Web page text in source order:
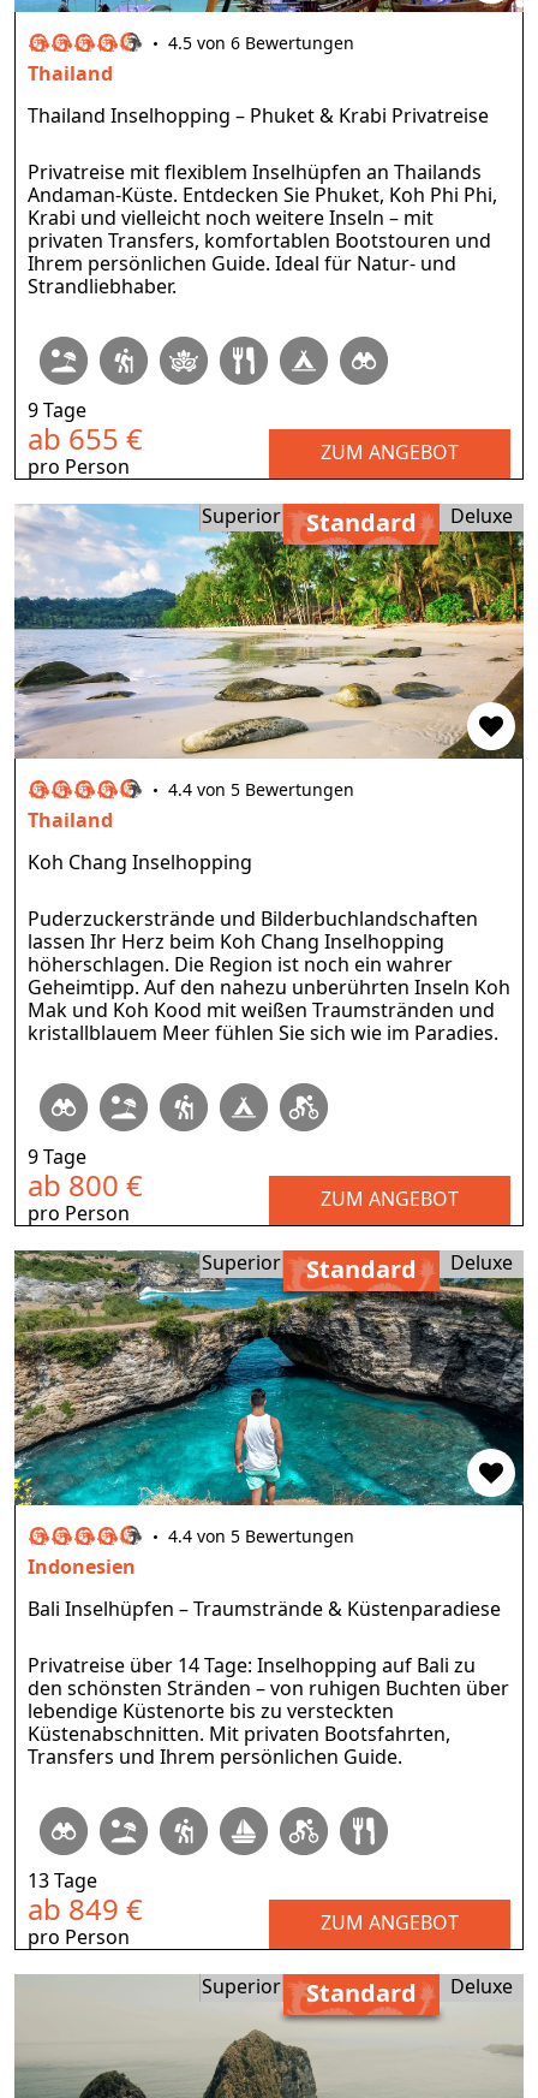
4.5 von 6 Bewertungen
Thailand
Thailand Inselhopping – Phuket & Krabi Privatreise
Privatreise mit flexiblem Inselhüpfen an Thailands
Andaman-Küste. Entdecken Sie Phuket, Koh Phi Phi,
Krabi und vielleicht noch weitere Inseln – mit
privaten Transfers, komfortablen Bootstouren und
Ihrem persönlichen Guide. Ideal für Natur- und
Strandliebhaber.
9 Tage
ab 655 €
pro Person
ZUM ANGEBOT
Standard
Superior Deluxe
4.4 von 5 Bewertungen
Thailand
Koh Chang Inselhopping
Puderzuckerstrände und Bilderbuchlandschaften
lassen Ihr Herz beim Koh Chang Inselhopping
höherschlagen. Die Region ist noch ein wahrer
Geheimtipp. Auf den nahezu unberührten Inseln Koh
Mak und Koh Kood mit weißen Traumstränden und
kristallblauem Meer fühlen Sie sich wie im Paradies.
9 Tage
ab 800 €
pro Person
ZUM ANGEBOT
Standard
Superior Deluxe
4.4 von 5 Bewertungen
Indonesien
Bali Inselhüpfen – Traumstrände & Küstenparadiese
Privatreise über 14 Tage: Inselhopping auf Bali zu
den schönsten Stränden – von ruhigen Buchten über
lebendige Küstenorte bis zu versteckten
Küstenabschnitten. Mit privaten Bootsfahrten,
Transfers und Ihrem persönlichen Guide.
13 Tage
ab 849 €
pro Person
ZUM ANGEBOT
Standard
Superior Deluxe